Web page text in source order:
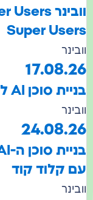
Super Users
וובינר
17.08.26
בניית סוכן AI לוואטסאפ
וובינר
24.08.26
עם קלוד קוד
וובינר